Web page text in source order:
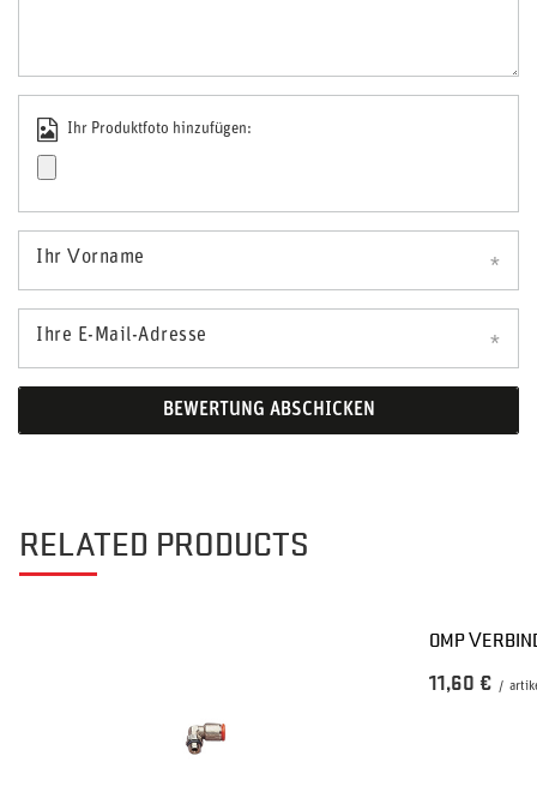
Ihr Produktfoto hinzufügen:
Ihr Vorname
Ihre E-Mail-Adresse
BEWERTUNG ABSCHICKEN
RELATED PRODUCTS
OMP
11,60 € /